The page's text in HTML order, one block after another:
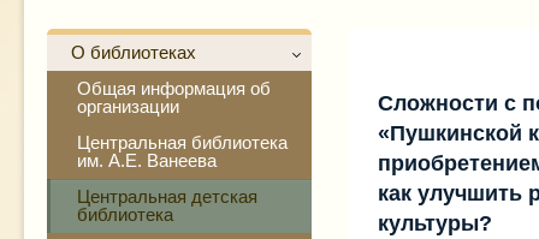
О библиотеках
Общая информация об
организации
Центральная библиотека
им. А.Е. Ванеева
Центральная детская
библиотека
Сложности с
«Пушкинской
как улучшить
культуры?